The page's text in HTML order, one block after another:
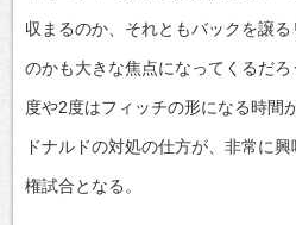
収まるのか、それともバックを譲
のかも大きな焦点になってくるだ
度や2度はフィッチの形になる時間
ドナルドの対処の仕方が、非常に
権試合となる。